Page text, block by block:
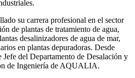
su carrera profesional en el sector
de plantas de tratamiento de agua,
desalinizadores de agua de mar,
en plantas depuradoras. Desde
Jefe del Departamento de Desalación y
de Ingeniería de AQUALIA.